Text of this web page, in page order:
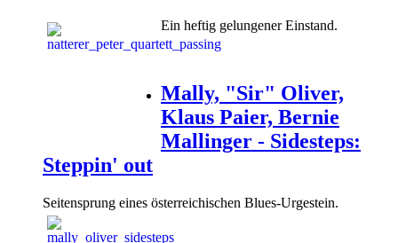
Ein heftig gelungener Einstand.
Mally, "Sir" Oliver,
Klaus Paier, Bernie
Mallinger - Sidesteps:
Steppin' out
Seitensprung eines österreichischen Blues-Urgestein.